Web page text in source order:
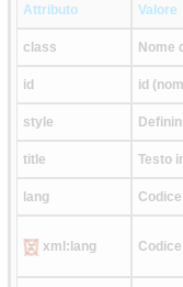
Attributo Valore
class Nome
id id
style
title Testo
lang
xml:lang